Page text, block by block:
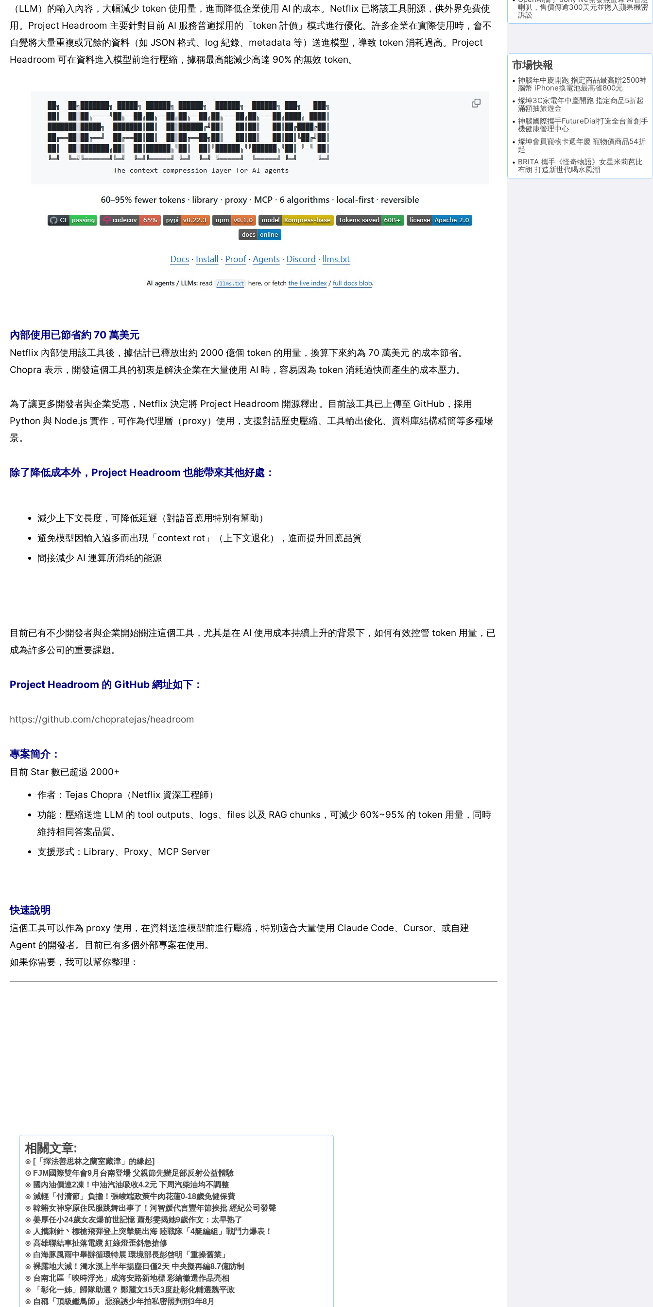
（LLM）的輸入內容，大幅減少 token 使用量，進而降低企業使用 AI 的成本。Netflix 已將該工具開源，供外界免費使
用。Project Headroom 主要針對目前 AI 服務普遍採用的「token 計價」模式進行優化。許多企業在實際使用時，會不
自覺將大量重複或冗餘的資料（如 JSON 格式、log 紀錄、metadata 等）送進模型，導致 token 消耗過高。Project
Headroom 可在資料進入模型前進行壓縮，據稱最高能減少高達 90% 的無效 token。
內部使用已節省約 70 萬美元
Netflix 內部使用該工具後，據估計已釋放出約 2000 億個 token 的用量，換算下來約為 70 萬美元 的成本節省。
Chopra 表示，開發這個工具的初衷是解決企業在大量使用 AI 時，容易因為 token 消耗過快而產生的成本壓力。
為了讓更多開發者與企業受惠，Netflix 決定將 Project Headroom 開源釋出。目前該工具已上傳至 GitHub，採用
Python 與 Node.js 實作，可作為代理層（proxy）使用，支援對話歷史壓縮、工具輸出優化、資料庫結構精簡等多種場
景。
除了降低成本外，Project Headroom 也能帶來其他好處：
減少上下文長度，可降低延遲（對語音應用特別有幫助）
避免模型因輸入過多而出現「context rot」（上下文退化），進而提升回應品質
間接減少 AI 運算所消耗的能源
目前已有不少開發者與企業開始關注這個工具，尤其是在 AI 使用成本持續上升的背景下，如何有效控管 token 用量，已
成為許多公司的重要課題。
Project Headroom 的 GitHub 網址如下：
https://github.com/chopratejas/headroom
專案簡介：
目前 Star 數已超過 2000+
作者：Tejas Chopra（Netflix 資深工程師）
功能：壓縮送進 LLM 的 tool outputs、logs、files 以及 RAG chunks，可減少 60%~95% 的 token 用量，同時
維持相同答案品質。
支援形式：Library、Proxy、MCP Server
快速說明
這個工具可以作為 proxy 使用，在資料送進模型前進行壓縮，特別適合大量使用 Claude Code、Cursor、或自建
Agent 的開發者。目前已有多個外部專案在使用。
如果你需要，我可以幫你整理：
相關文章:
⊙ [「擇法善思林之蘭室藏津」的緣起]
⊙ FJM國際雙年會9月台南登場 父親節先辦足部反射公益體驗
⊙ 國內油價連2凍！中油汽油吸收4.2元 下周汽柴油均不調整
⊙ 減輕「付清節」負擔！張峻端政策牛肉花蓮0-18歲免健保費
⊙ 韓籍女神穿原住民服跳舞出事了！河智媛代言豐年節挨批 經紀公司發聲
⊙ 姜厚任小24歲女友爆前世記憶 蕭彤雯揭她9歲作文：太早熟了
⊙ 人攜刺針丶標槍飛彈登上突擊艇出海 陸戰隊「4艇編組」戰鬥力爆表！
⊙ 高雄聯結車扯落電纜 紅綠燈歪斜急搶修
⊙ 白海豚風雨中舉辦循環特展 環境部長彭啓明「重操舊業」
⊙ 裸露地大減！濁水溪上半年揚塵日僅2天 中央擬再編8.7億防制
⊙ 台南北區「映時浮光」成海安路新地標 彩繪徵選作品亮相
⊙
「彰化一姊」歸隊助選？ 鄭麗文15天3度赴彰化輔選魏平政
⊙ 自稱「頂級鑑鳥師」 惡狼誘少年拍私密照判刑3年8月
喇叭，售價傳逾300美元並捲入蘋果機密
訴訟
市場快報
神腦年中慶開跑 指定商品最高贈2500神
腦幣 iPhone換電池最高省800元
燦坤3C家電年中慶開跑 指定商品5折起
滿額抽旅遊金
神腦國際攜手FutureDial打造全台首創手
機健康管理中心
燦坤會員寵物卡週年慶 寵物價商品54折
起
BRITA 攜手《怪奇物語》女星米莉芭比
布朗 打造新世代喝水風潮